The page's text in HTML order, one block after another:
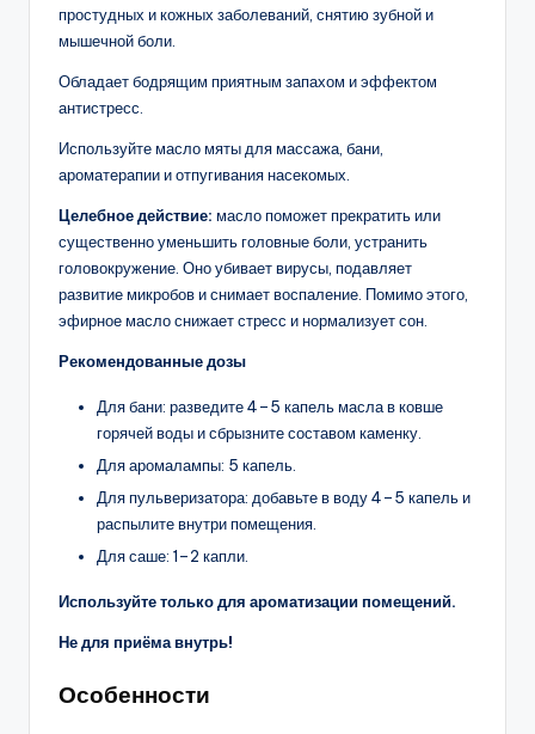
простудных и кожных заболеваний, снятию зубной и
мышечной боли.
Обладает бодрящим приятным запахом и эффектом
антистресс.
Используйте масло мяты для массажа, бани,
ароматерапии и отпугивания насекомых.
Целебное действие: масло поможет прекратить или
существенно уменьшить головные боли, устранить
головокружение. Оно убивает вирусы, подавляет
развитие микробов и снимает воспаление. Помимо этого,
эфирное масло снижает стресс и нормализует сон.
Рекомендованные дозы
Для бани: разведите 4–5 капель масла в ковше
горячей воды и сбрызните составом каменку.
Для аромалампы: 5 капель.
Для пульверизатора: добавьте в воду 4–5 капель и
распылите внутри помещения.
Для саше: 1–2 капли.
Используйте только для ароматизации помещений.
Не для приёма внутрь!
Особенности